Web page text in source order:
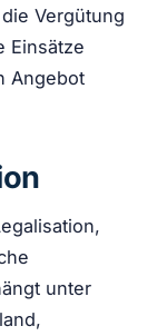
Vergütung
Einsätze
Angebot
unter